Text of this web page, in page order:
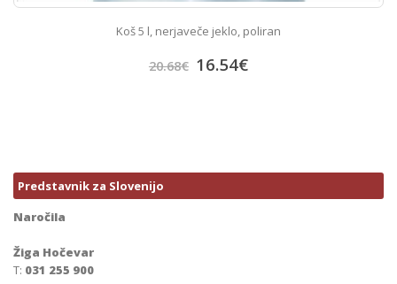
Koš 5 l, nerjaveče jeklo, poliran
20.68€ 16.54€
Predstavnik za Slovenijo
Naročila
Žiga Hočevar
T: 031 255 900